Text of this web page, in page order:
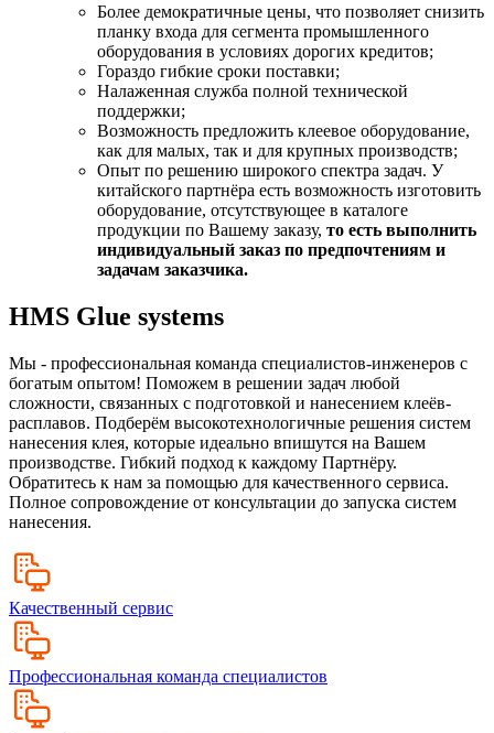
Более демократичные цены, что позволяет снизить
планку входа для сегмента промышленного
оборудования в условиях дорогих кредитов;
Гораздо гибкие сроки поставки;
Налаженная служба полной технической
поддержки;
Возможность предложить клеевое оборудование,
как для малых, так и для крупных производств;
Опыт по решению широкого спектра задач. У
китайского партнёра есть возможность изготовить
оборудование, отсутствующее в каталоге
продукции по Вашему заказу, то есть выполнить
индивидуальный заказ по предпочтениям и
задачам заказчика.
HMS Glue systems
Мы - профессиональная команда специалистов-инженеров с
богатым опытом! Поможем в решении задач любой
сложности, связанных с подготовкой и нанесением клеёв-
расплавов. Подберём высокотехнологичные решения систем
нанесения клея, которые идеально впишутся на Вашем
производстве. Гибкий подход к каждому Партнёру.
Обратитесь к нам за помощью для качественного сервиса.
Полное сопровождение от консультации до запуска систем
нанесения.
Качественный сервис
Профессиональная команда специалистов